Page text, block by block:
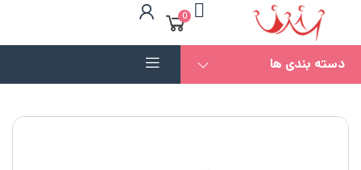
0
دسته بندی ها